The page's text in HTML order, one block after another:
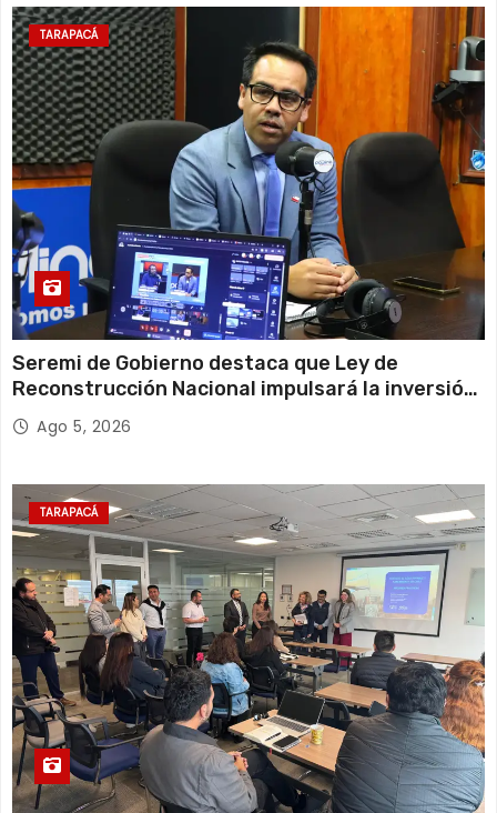
TARAPACÁ
Seremi de Gobierno destaca que Ley de
Reconstrucción Nacional impulsará la inversión
y el empleo en Tarapacá
Ago 5, 2026
TARAPACÁ